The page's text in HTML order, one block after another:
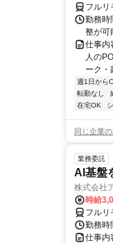
フルリ
勤務時
整が可
仕事
人の
ーク・
週1日から
転勤なし
在宅OK
同じ企業の
業務委託
AI基盤
株式会社
時給
フルリ
勤務時
仕事